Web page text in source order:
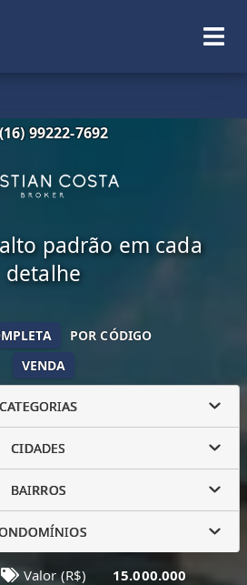
(16) 99222-7692
padrão em cada
detalhe
VENDA
POR CÓDIGO
CATEGORIAS
CIDADES
BAIRROS
Valor (R$) 15.000.000